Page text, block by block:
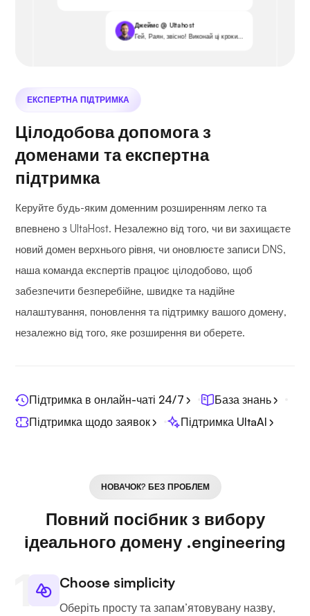
Джеймс @ Ultahost
Гей, Раян, звісно! Виконай ці кроки...
ЕКСПЕРТНА ПІДТРИМКА
Цілодобова допомога з
доменами та експертна
підтримка
Керуйте будь-яким доменним розширенням легко та
впевнено з UltaHost. Незалежно від того, чи ви захищаєте
новий домен верхнього рівня, чи оновлюєте записи DNS,
наша команда експертів працює цілодобово, щоб
забезпечити безперебійне, швидке та надійне
налаштування, поновлення та підтримку вашого домену,
незалежно від того, яке розширення ви оберете.
Підтримка в онлайн-чаті 24/7
База знань
Підтримка щодо заявок
Підтримка UltaAI
НОВАЧОК? БЕЗ ПРОБЛЕМ
Повний посібник з вибору
ідеального домену .engineering
Choose simplicity
Оберіть просту та запам’ятовувану назву,